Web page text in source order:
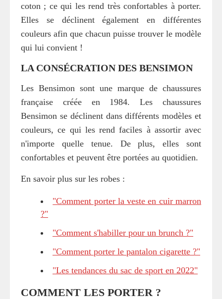
coton ; ce qui les rend très confortables à porter.
Elles se déclinent également en différentes
couleurs afin que chacun puisse trouver le modèle
qui lui convient !
LA CONSÉCRATION DES BENSIMON
Les Bensimon sont une marque de chaussures
française créée en 1984. Les chaussures
Bensimon se déclinent dans différents modèles et
couleurs, ce qui les rend faciles à assortir avec
n'importe quelle tenue. De plus, elles sont
confortables et peuvent être portées au quotidien.
En savoir plus sur les robes :
"Comment porter la veste en cuir marron
?"
"Comment s'habiller pour un brunch ?"
"Comment porter le pantalon cigarette ?"
"Les tendances du sac de sport en 2022"
COMMENT LES PORTER ?